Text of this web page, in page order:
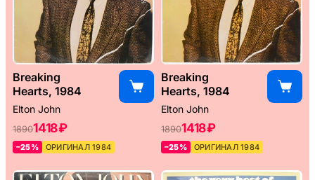
Breaking
Hearts, 1984
Elton John
18901418 ₽
–25% ОРИГИНАЛ 1984
Breaking
Hearts, 1984
Elton John
18901418 ₽
–25% ОРИГИНАЛ 1984